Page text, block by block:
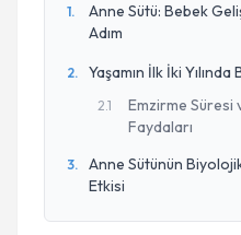
1.
Anne Sütü: Bebek
Adım
2. Yaşamın İlk İki
2.1
Emzirme Süresi
Faydaları
3.
Anne Sütünün
Etkisi